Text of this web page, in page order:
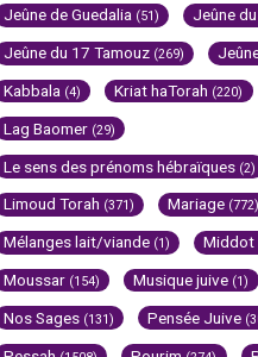
Jeûne de Guedalia (51) Jeûne
Jeûne du 17 Tamouz (269)
Kabbala (4) Kriat haTorah (220)
Lag Baomer (29)
Le sens des prénoms hébraïques (2)
Limoud Torah (371) Mariage (772)
Mélanges lait/viande (1) Middot
Moussar (154) Musique juive (1)
Nos Sages (131) Pensée Juive